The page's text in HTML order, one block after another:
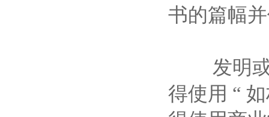
书的篇幅
发明或
得使用 “